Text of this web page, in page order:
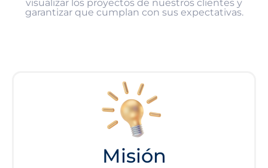
visualizar los proyectos de nuestros clientes y
garantizar que cumplan con sus expectativas.
Misión